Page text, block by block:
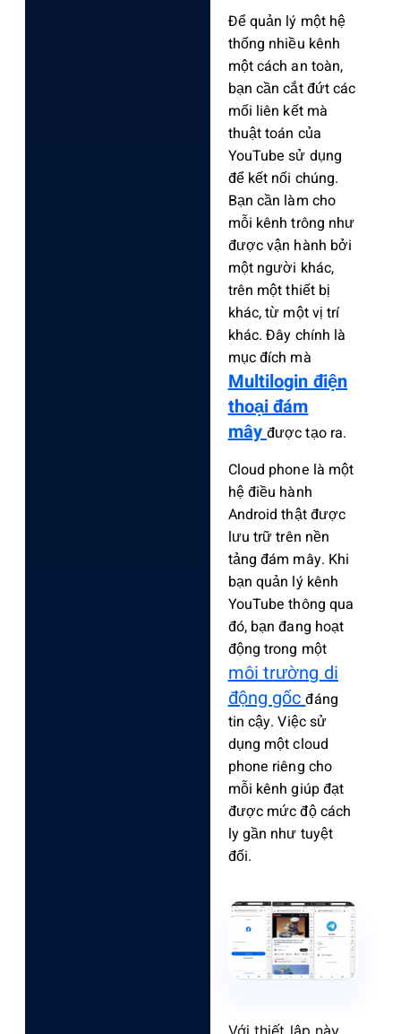
Để quản lý một hệ
thống nhiều kênh
một cách an toàn,
bạn cần cắt đứt các
mối liên kết mà
thuật toán của
YouTube sử dụng
để kết nối chúng.
Bạn cần làm cho
mỗi kênh trông như
được vận hành bởi
một người khác,
trên một thiết bị
khác, từ một vị trí
khác. Đây chính là
mục đích mà
Multilogin điện
thoại đám
mâyđược tạo ra.
Cloud phone là một
hệ điều hành
Android thật được
lưu trữ trên nền
tảng đám mây. Khi
bạn quản lý kênh
YouTube thông qua
đó, bạn đang hoạt
động trong một
môi trường di
động gốcđáng
tin cậy. Việc sử
dụng một cloud
phone riêng cho
mỗi kênh giúp đạt
được mức độ cách
ly gần như tuyệt
đối.